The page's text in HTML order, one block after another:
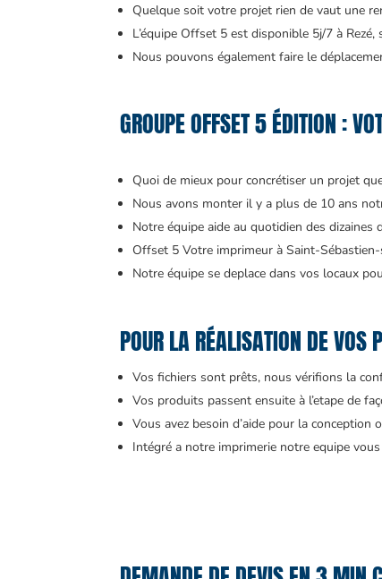
Quelque soit votre projet rien de vaut une
L’équipe Offset 5 est disponible 5j/7 à
Nous pouvons également faire le
GROUPE OFFSET 5 ÉDITION :
Quoi de mieux pour concrétiser un projet
Nous avons monter il y a plus de 10 ans
Notre équipe aide au quotidien des
Offset 5 Votre imprimeur à Saint-
Notre équipe se deplace dans vos locaux
POUR LA RÉALISATION DE VOS
Vos fichiers sont prêts, nous vérifions la
Vos produits passent ensuite à l’etape de
Vous avez besoin d’aide pour la
Intégré a notre imprimerie notre equipe